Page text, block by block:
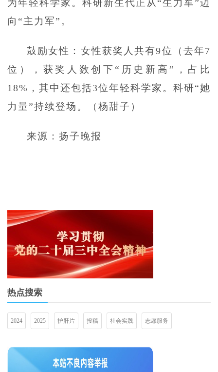
为年轻科学家。科研新生代正从“生力军”迈
向“主力军”。
鼓励女性：女性获奖人共有9位（去年7
位），获奖人数创下“历史新高”，占比
18%，其中还包括3位年轻科学家。科研“她
力量”持续登场。（杨甜子）
来源：扬子晚报
热点搜索
2024 2025 护肝片 投稿 社会实践 志愿服务